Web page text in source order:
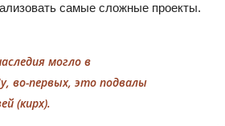
самые сложные проекты.
могло в
во-первых, это подвалы
(кирх).